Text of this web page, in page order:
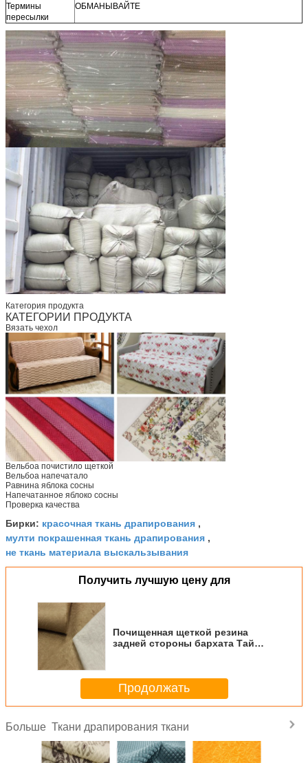
Термины
пересылки
ОБМАНЫВАЙТЕ
Категория продукта
КАТЕГОРИИ ПРОДУКТА
Вязать чехол
Вельбоа почистило щеткой
Вельбоа напечатало
Равнина яблока сосны
Напечатанное яблоко сосны
Проверка качества
Бирки: красочная ткань драпирования ,
мулти покрашенная ткань драпирования ,
не ткань материала выскальзывания
Получить лучшую цену для
Почищенная щеткой резина
задней стороны бархата Тай
Продолжать
Больше Ткани драпирования ткани